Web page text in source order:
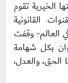
الخيرية تقوم
القانونية
العالم- وقفت
بكل شهامة
الحق، والعدل،